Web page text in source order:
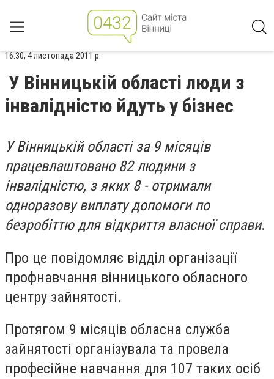
16:30, 4 листопада 2011 р.
У Вінницькій області люди з
інвалідністю йдуть у бізнес
У Вінницькій області за 9 місяців
працевлаштовано 82 людини з
інвалідністю, з яких 8 - отримали
одноразову виплату допомоги по
безробіттю для відкриття власної справи.
Про це повідомляє відділ організації
профнавчання вінницького обласного
центру зайнятості.
Протягом 9 місяців обласна служба
зайнятості організувала та провела
професійне навчання для 107 таких осіб